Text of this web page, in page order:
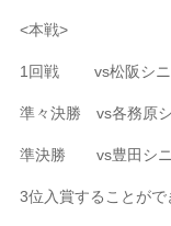
<本戦>
1回戦 vs松阪シ
準々決勝 vs各務原
準決勝 vs豊田
3位入賞することがで